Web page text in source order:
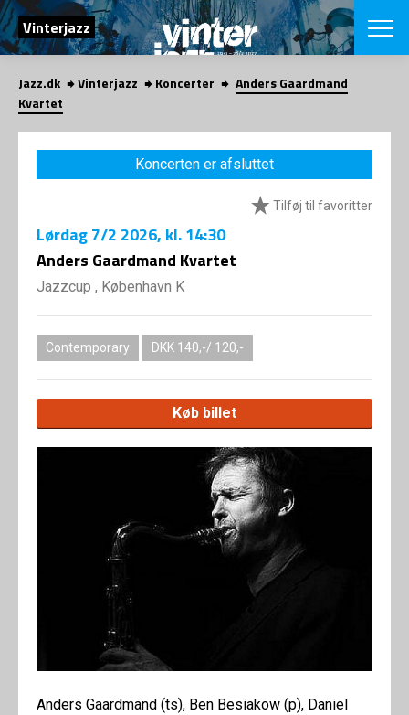
SØG
Vinterjazz
English
VÆLG
VINTERJAZZ
Temaer
LOCATIONS
Om fonden
SHOP
Jazz.dk Vinterjazz Koncerter
Anders Gaardmand
Kvartet
Koncerten er afsluttet
Tilføj til favoritter
Lørdag7/2 2026, kl. 14:30
Anders Gaardmand Kvartet
Jazzcup , København K
Contemporary DKK 140,-/ 120,-
Køb billet
Anders Gaardmand (ts), Ben Besiakow (p), Daniel